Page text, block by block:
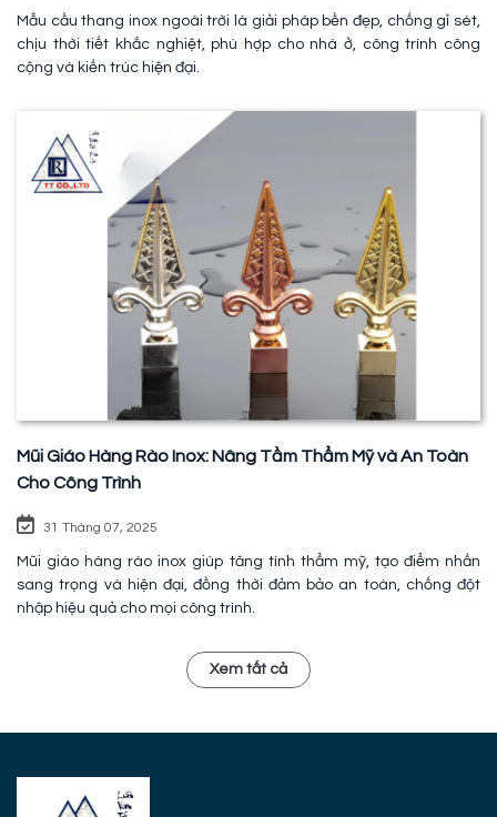
Mẫu cầu thang inox ngoài trời là giải pháp bền đẹp, chống gỉ sét,
chịu thời tiết khắc nghiệt, phù hợp cho nhà ở, công trình công
cộng và kiến trúc hiện đại.
Mũi Giáo Hàng Rào Inox: Nâng Tầm Thẩm Mỹ và An Toàn
Cho Công Trình
31 Tháng 07, 2025
Mũi giáo hàng rào inox giúp tăng tính thẩm mỹ, tạo điểm nhấn
sang trọng và hiện đại, đồng thời đảm bảo an toàn, chống đột
nhập hiệu quả cho mọi công trình.
Xem tất cả